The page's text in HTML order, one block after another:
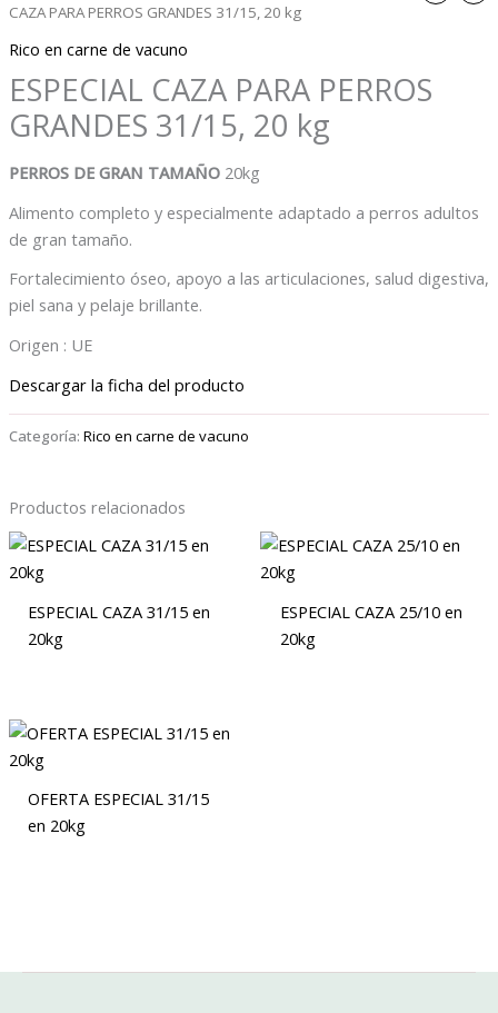
CAZA PARA PERROS GRANDES 31/15, 20 kg
Rico en carne de vacuno
ESPECIAL CAZA PARA PERROS
GRANDES 31/15, 20 kg
PERROS DE GRAN TAMAÑO 20kg
Alimento completo y especialmente adaptado a perros adultos
de gran tamaño.
Fortalecimiento óseo, apoyo a las articulaciones, salud digestiva,
piel sana y pelaje brillante.
Origen : UE
Descargar la ficha del producto
Categoría: Rico en carne de vacuno
Productos relacionados
ESPECIAL CAZA 31/15 en
20kg
ESPECIAL CAZA 25/10 en
20kg
OFERTA ESPECIAL 31/15
en 20kg